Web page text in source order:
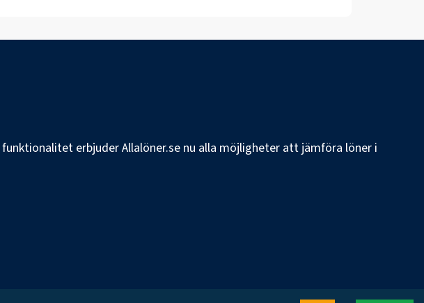
erbjuder Allalöner.se nu alla möjligheter att jämföra löner i